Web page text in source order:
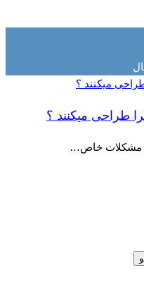
طراحی میکنند ؟
مشکلات خاص…